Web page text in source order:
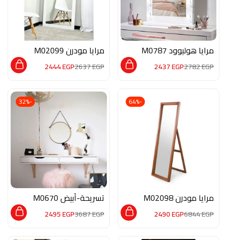
مرايا هوليوود M0787
2782EGP
2437EGP
مرايا مودرن M02099
2637EGP
2444EGP
-64%
مرايا مودرن M02098
6844EGP
2490EGP
-32%
تسريحة-أبيض M0670
3687EGP
2495EGP